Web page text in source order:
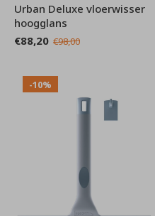
Urban Deluxe vloerwisser
hoogglans
€88,20 €98,00
-10%